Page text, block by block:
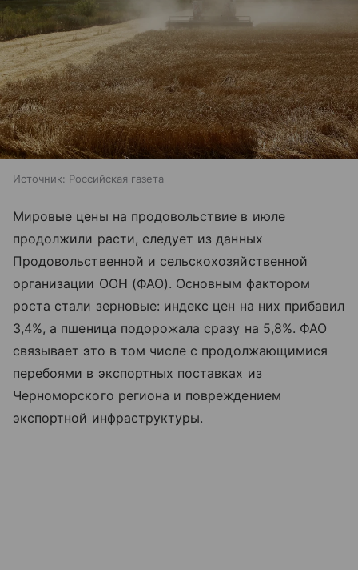
Источник: Российская газета
Мировые цены на продовольствие в июле
продолжили расти, следует из данных
Продовольственной и сельскохозяйственной
организации ООН (ФАО). Основным фактором
роста стали зерновые: индекс цен на них прибавил
3,4%, а пшеница подорожала сразу на 5,8%. ФАО
связывает это в том числе с продолжающимися
перебоями в экспортных поставках из
Черноморского региона и повреждением
экспортной инфраструктуры.